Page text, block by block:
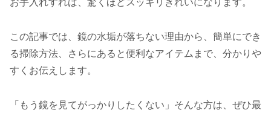
お手入れすれば、驚くほどスッキリきれいになります。
この記事では、鏡の水垢が落ちない理由から、簡単にでき
る掃除方法、さらにあると便利なアイテムまで、分かりや
すくお伝えします。
「もう鏡を見てがっかりしたくない」そんな方は、ぜひ最